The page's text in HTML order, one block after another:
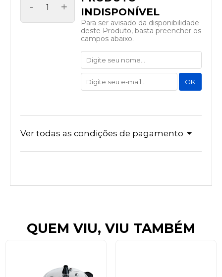
- +
Para ser avisado da disponibilidade
deste Produto, basta preencher os
campos abaixo.
Ver todas as condições de pagamento
QUEM VIU, VIU TAMBÉM